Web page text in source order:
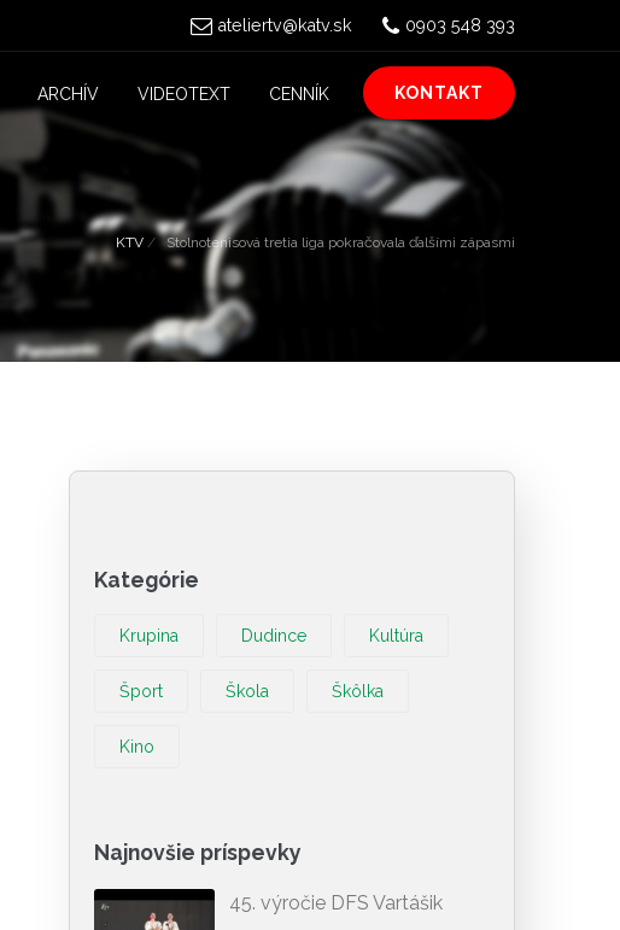
ateliertv@katv.sk 0903 548 393
ARCHÍV VIDEOTEXT CENNÍK KONTAKT
KTV Stolnotenisová tretia liga pokračovala ďalšími zápasmi
Kategórie
Krupina Dudince Kultúra
Šport Škola Škôlka
Kino
Najnovšie príspevky
45. výročie DFS Vartášik